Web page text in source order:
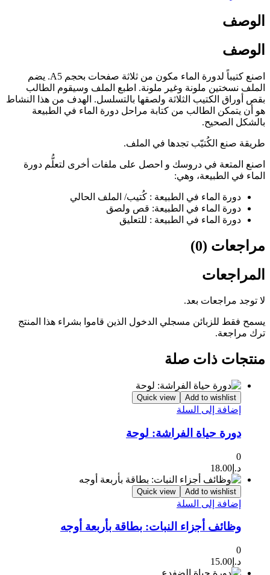
الوصف
الوصف
اصنع كتيباً لدورة الماء مكون من ثلاثة صفحات بحجم A5. يضم
الملف نسختين ملونة وغير ملونة. اطبع الملف وسيقوم الطالب
بقص أوراق الكتيب الثلاثة ولصقها بالتسلسل. الهدف من هذا النشاط
هو أن يتمكن الطالب من كتابة مراحل دورة الماء في الطبيعة
بالشكل الصحيح.
طريقة صنع الكُتيّب تجدها في الملف.
اصنع المتعة في دروسك و احصل على ملفات أخرى لتعلُّم دورة
الماء في الطبيعة، وهي:
دورة الماء في الطبيعة : كُتيب/ الملف الحالي
دورة الماء في الطبيعة: قص ولصق
دورة الماء في الطبيعة : للتعليق
مراجعات (0)
المراجعات
لا توجد مراجعات بعد.
يسمح فقط للزبائن مسجلي الدخول الذين قاموا بشراء هذا المنتج
ترك مراجعة.
منتجات ذات صلة
Add to wishlist
Quick view
إضافة إلى السلة
دورة حياة الفراشة: لوحة
0
د.إ 18.00
Add to wishlist
Quick view
إضافة إلى السلة
وظائف أجزاء النبات: بطاقة بأربعة أوجه
0
د.إ 15.00